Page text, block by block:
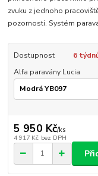
zvuku z jednoho
pozornosti. Systém
Dostupnost
6
Alfa paravány Lucia
5 950 Kč/ks
4 917 Kč bez DPH